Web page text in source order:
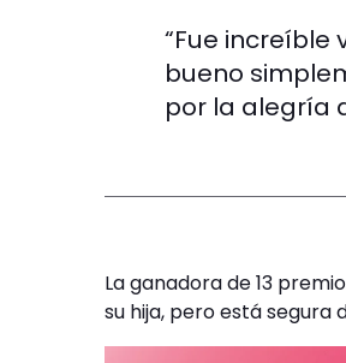
“Fue increíble
bueno
por la alegría
La ganadora de 13
su hija, pero está segura